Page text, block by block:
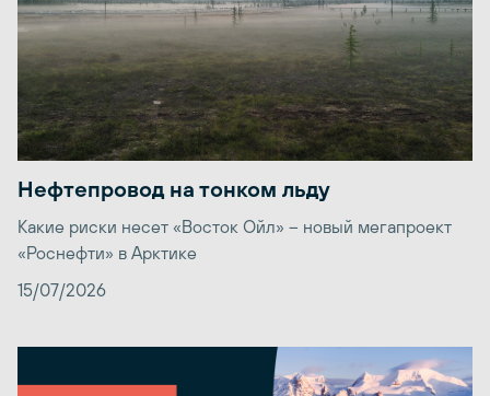
Нефтепровод на тонком льду
Какие риски несет «Восток Ойл» – новый мегапроект
«Роснефти» в Арктике
15/07/2026